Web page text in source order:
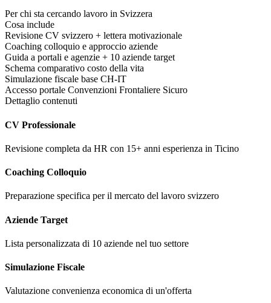
Per chi sta cercando lavoro in Svizzera
Cosa include
Revisione CV svizzero + lettera motivazionale
Coaching colloquio e approccio aziende
Guida a portali e agenzie + 10 aziende target
Schema comparativo costo della vita
Simulazione fiscale base CH-IT
Accesso portale Convenzioni Frontaliere Sicuro
Dettaglio contenuti
CV Professionale
Revisione completa da HR con 15+ anni esperienza in Ticino
Coaching Colloquio
Preparazione specifica per il mercato del lavoro svizzero
Aziende Target
Lista personalizzata di 10 aziende nel tuo settore
Simulazione Fiscale
Valutazione convenienza economica di un'offerta